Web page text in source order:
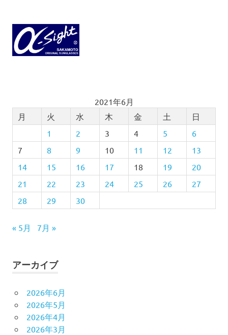
2021年6月
月
火 水 木 金 土
日
1
2 3 4 5
6
7
8 9 10 11 12
13
14
15 16 17 18 19
20
21
22 23 24 25 26
27
28
29 30
« 5月 7月 »
アーカイブ
2026年6月
2026年5月
2026年4月
2026年3月